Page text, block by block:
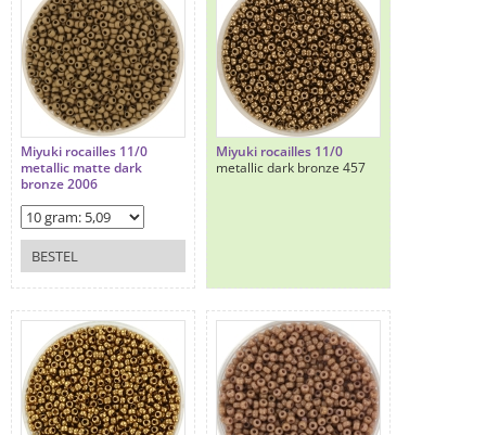
Miyuki rocailles 11/0
metallic matte dark
bronze 2006
BESTEL
Miyuki rocailles 11/0
metallic dark bronze 457